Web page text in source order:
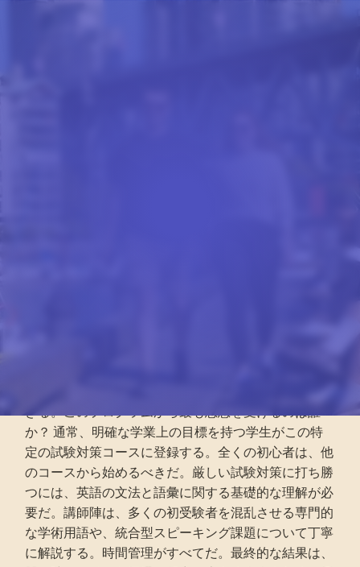
導内容が厳格な国家基準を満たしていることを確信で
か？ 通常、明確な学業上の目標を持つ学生がこの特
定の試験対策コースに登録する。全くの初心者は、他
のコースから始めるべきだ。厳しい試験対策に打ち勝
つには、英語の文法と語彙に関する基礎的な理解が必
要だ。講師陣は、多くの初受験者を混乱させる専門的
な学術用語や、統合型スピーキング課題について丁寧
に解説する。時間管理がすべてだ。最終的な結果は、